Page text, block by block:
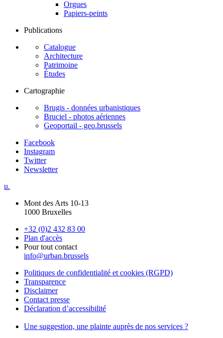
Orgues
Papiers-peints
Publications
Catalogue
Architecture
Patrimoine
Études
Cartographie
Brugis - données urbanistiques
Bruciel - photos aériennes
Geoportail - geo.brussels
Facebook
Instagram
Twitter
Newsletter
u.
Mont des Arts 10-13
1000 Bruxelles
+32 (0)2 432 83 00
Plan d'accès
Pour tout contact
info@urban.brussels
Politiques de confidentialité et cookies (RGPD)
Transparence
Disclaimer
Contact presse
Déclaration d’accessibilité
Une suggestion, une plainte auprès de nos services ?